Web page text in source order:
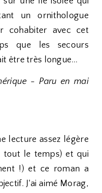
un ornithologue
cohabiter avec cet
que les secours
être très longue…
- Paru en mai
lecture assez légère
tout le temps) et qui
!) et ce roman a
J'ai aimé Morag,